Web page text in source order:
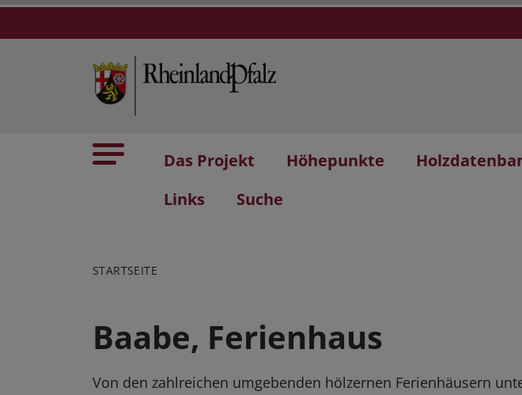
Das Projekt Höhepunkte
Links
Suche
STARTSEITE
Baabe, Ferienhaus
Von den zahlreichen umgebenden hölzernen Ferienhäusern